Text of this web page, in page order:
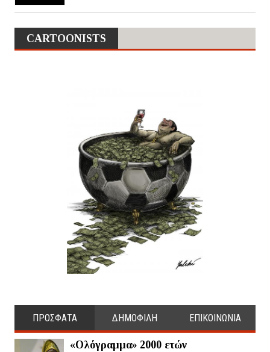
CARTOONISTS
ΠΡΟΣΦΑΤΑ ΔΗΜΟΦΙΛΗ ΕΠΙΚΟΙΝΩΝΙΑ
«Ολόγραμμα» 2000 ετών